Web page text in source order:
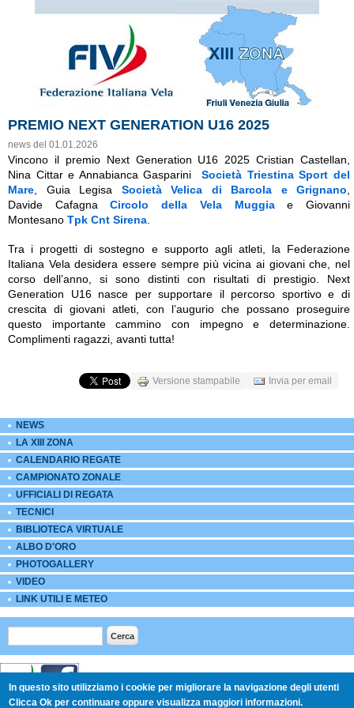
PREMIO NEXT GENERATION U16 2025
news del 01.01.2026
Vincono il premio Next Generation U16 2025 Cristian Castellan,
Nina Cittar e Annabianca GaspariniSocietà Triestina Sport del
Mare , Guia Legisa Società Velica di Barcola e Grignano
Davide CafagnaCircolo della Vela Muggiae Giovanni
Montesano Tpk Cnt Sirena
Tra i progetti di sostegno e supporto agli atleti, la Federazione
Italiana Vela desidera essere sempre più vicina ai giovani che, nel
corso dell’anno, si sono distinti con risultati di prestigio. Next
Generation U16 nasce per supportare il percorso sportivo e di
crescita di giovani atleti, con l’augurio che possano proseguire
questo importante cammino con impegno e determinazione.
Complimenti ragazzi, avanti tutta!
Versione stampabile Invia per email
NEWS
LA XIII ZONA
CALENDARIO REGATE
CAMPIONATO ZONALE
UFFICIALI DI REGATA
TECNICI
BIBLIOTECA VIRTUALE
ALBO D'ORO
PHOTOGALLERY
VIDEO
LINK UTILI E METEO
Form di ricerca
In questo sito utilizziamo i cookie per migliorare la navigazione degli utenti
Clicca Ok per continuare oppure visualizza maggiori informazioni.